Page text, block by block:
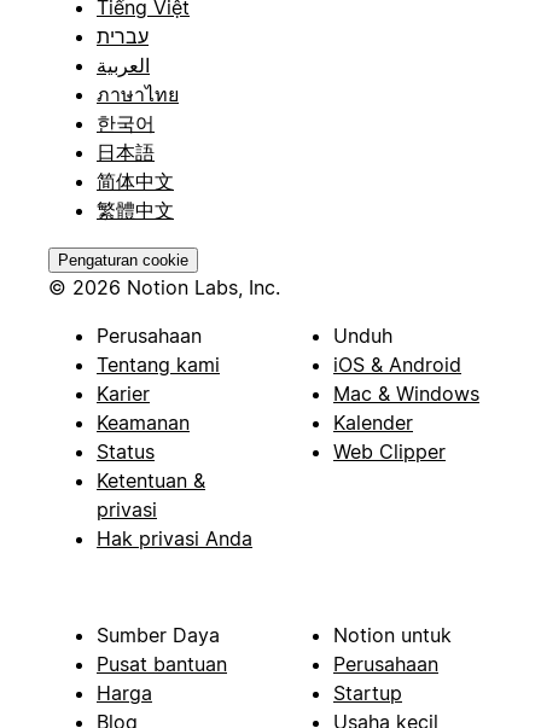
Tiếng Việt
עברית
العربية
ภาษาไทย
한국어
日本語
简体中文
繁體中文
Pengaturan cookie
© 2026 Notion Labs, Inc.
Perusahaan
Tentang kami
Karier
Keamanan
Status
Ketentuan &
privasi
Hak privasi Anda
Unduh
iOS & Android
Mac & Windows
Kalender
Web Clipper
Sumber Daya
Pusat bantuan
Harga
Blog
Notion untuk
Perusahaan
Startup
Usaha kecil